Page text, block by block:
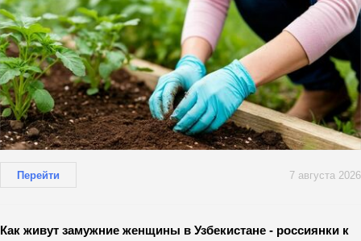
Перейти 7 августа 2026
Как живут замужние женщины в Узбекистане - россиянки к